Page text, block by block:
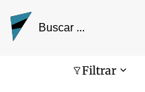
Filtrar
Pantalla de